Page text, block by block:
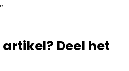
Deel het